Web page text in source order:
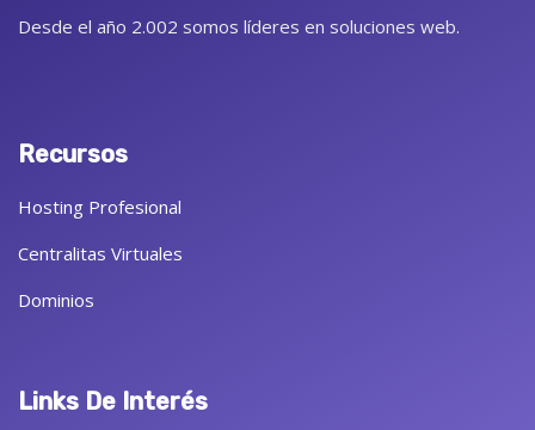
Desde el año 2.002 somos líderes en soluciones web.
Recursos
Hosting Profesional
Centralitas Virtuales
Dominios
Links De Interés